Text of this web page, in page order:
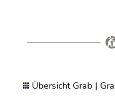
 Übersicht Grab |